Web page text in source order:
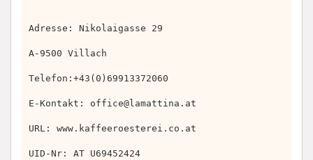
Adresse: Nikolaigasse 29
A-9500 Villach
Telefon:+43(0)69913372060
E-Kontakt: office@lamattina.at
URL: www.kaffeeroesterei.co.at
UID-Nr: AT U69452424